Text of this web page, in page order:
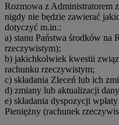
Rozmowa z Administratorem
nigdy nie będzie zawierać
dotyczyć m.in.:
a) stanu Państwa środków na
rzeczywistym);
b) jakichkolwiek kwestii
rachunku rzeczywistym;
c) składania Zleceń lub ich
d) zmiany lub aktualizacji
e) składania dyspozycji
Pieniężny (rachunek